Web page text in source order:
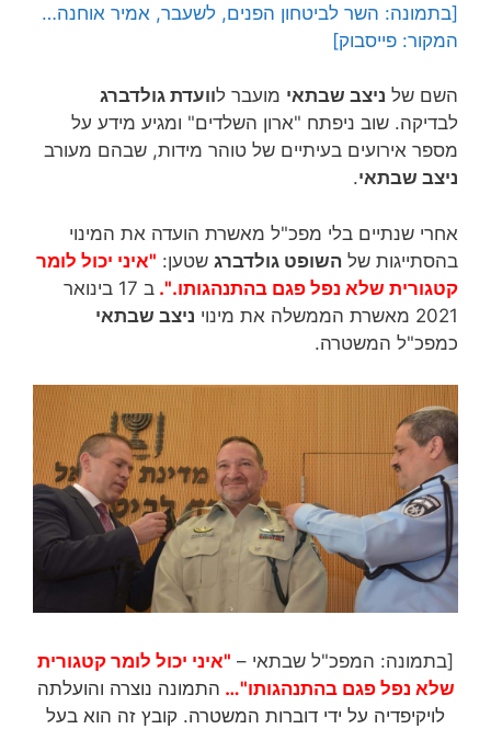
[בתמונה: השר לביטחון הפנים, לשעבר, אמיר אוחנה…
המקור: פייסבוק]
השם של ניצב שבתאי מועבר לוועדת גולדברג
לבדיקה. שוב ניפתח "ארון השלדים" ומגיע מידע על
מספר אירועים בעיתיים של טוהר מידות, שבהם מעורב
ניצב שבתאי.
אחרי שנתיים בלי מפכ"ל מאשרת הועדה את המינוי
בהסתייגות של השופט גולדברג שטען: "איני יכול לומר
קטגורית שלא נפל פגם בהתנהגותו.".
ב 17 בינואר
2021 מאשרת הממשלה את מינוי
ניצב שבתאי
כמפכ"ל המשטרה.
[בתמונה: המפכ"ל שבתאי – "איני יכול לומר קטגורית
שלא נפל פגם בהתנהגותו"… התמונה נוצרה והועלתה
לויקיפדיה על ידי דוברות המשטרה. קובץ זה הוא בעל